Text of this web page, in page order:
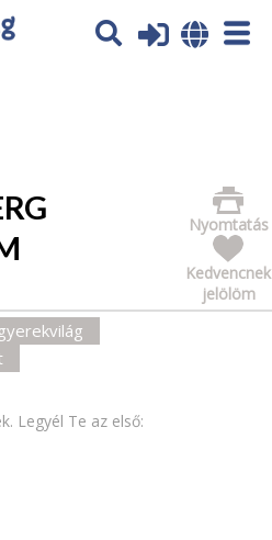
További tájékoztatás itt:
Nyomtatás
Kedvencnek
jelölöm
Legyél Te az első: